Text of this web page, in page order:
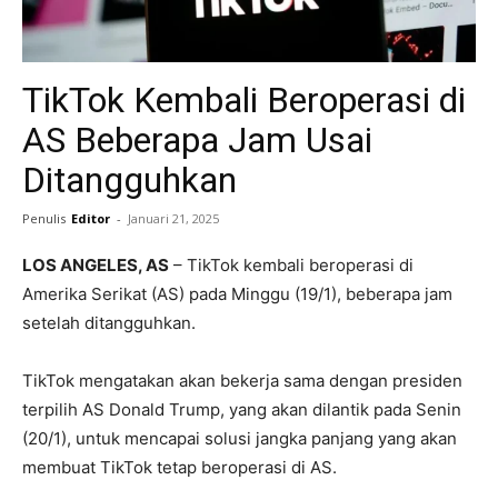
TikTok Kembali Beroperasi di
AS Beberapa Jam Usai
Ditangguhkan
Penulis Editor - Januari 21, 2025
LOS ANGELES, AS – TikTok kembali beroperasi di
Amerika Serikat (AS) pada Minggu (19/1), beberapa jam
setelah ditangguhkan.
TikTok mengatakan akan bekerja sama dengan presiden
terpilih AS Donald Trump, yang akan dilantik pada Senin
(20/1), untuk mencapai solusi jangka panjang yang akan
membuat TikTok tetap beroperasi di AS.